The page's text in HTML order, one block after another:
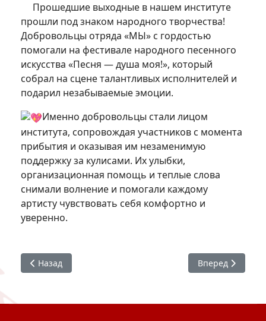
Прошедшие выходные в нашем институте
прошли под знаком народного творчества!
Добровольцы отряда «МЫ» с гордостью
помогали на фестивале народного песенного
искусства «Песня — душа моя!», который
собрал на сцене талантливых исполнителей и
подарил незабываемые эмоции.
Именно добровольцы стали лицом
института, сопровождая участников с момента
прибытия и оказывая им незаменимую
поддержку за кулисами. Их улыбки,
организационная помощь и теплые слова
снимали волнение и помогали каждому
артисту чувствовать себя комфортно и
уверенно.
Предыдущий: #Студактив : Российский Север
Назад Следующий:
Вперед